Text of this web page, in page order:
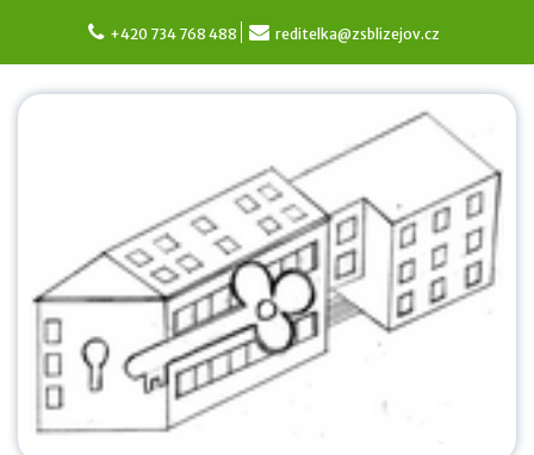
content
+420 734 768 488 reditelka@zsblizejov.cz